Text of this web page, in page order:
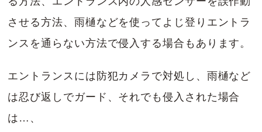
させる方法、雨樋などを使ってよじ登りエントラ
ンスを通らない方法で侵入する場合もあります。
エントランスには防犯カメラで対処し、雨樋など
は忍び返しでガード、それでも侵入された場合
は…、